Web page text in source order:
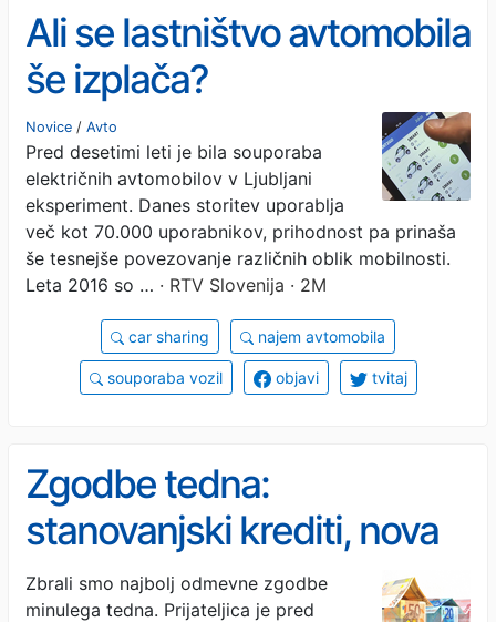
Ali se lastništvo avtomobila
še izplača?
Novice / Avto
Pred desetimi leti je bila souporaba
električnih avtomobilov v Ljubljani
eksperiment. Danes storitev uporablja
več kot 70.000 uporabnikov, prihodnost pa prinaša
še tesnejše povezovanje različnih oblik mobilnosti.
Leta 2016 so … · RTV Slovenija · 2M
car sharing najem avtomobila
souporaba vozil objavi tvitaj
Zgodbe tedna:
stanovanjski krediti, nova
vlada, souporaba elektrike
Zbrali smo najbolj odmevne zgodbe
minulega tedna. Prijateljica je pred